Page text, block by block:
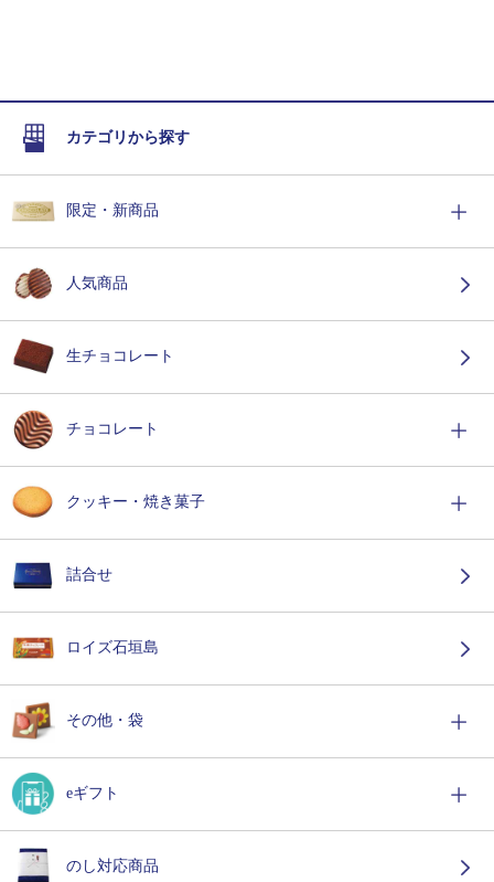
カテゴリから探す
限定・新商品
人気商品
生チョコレート
チョコレート
クッキー・焼き菓子
詰合せ
ロイズ石垣島
その他・袋
eギフト
のし対応商品